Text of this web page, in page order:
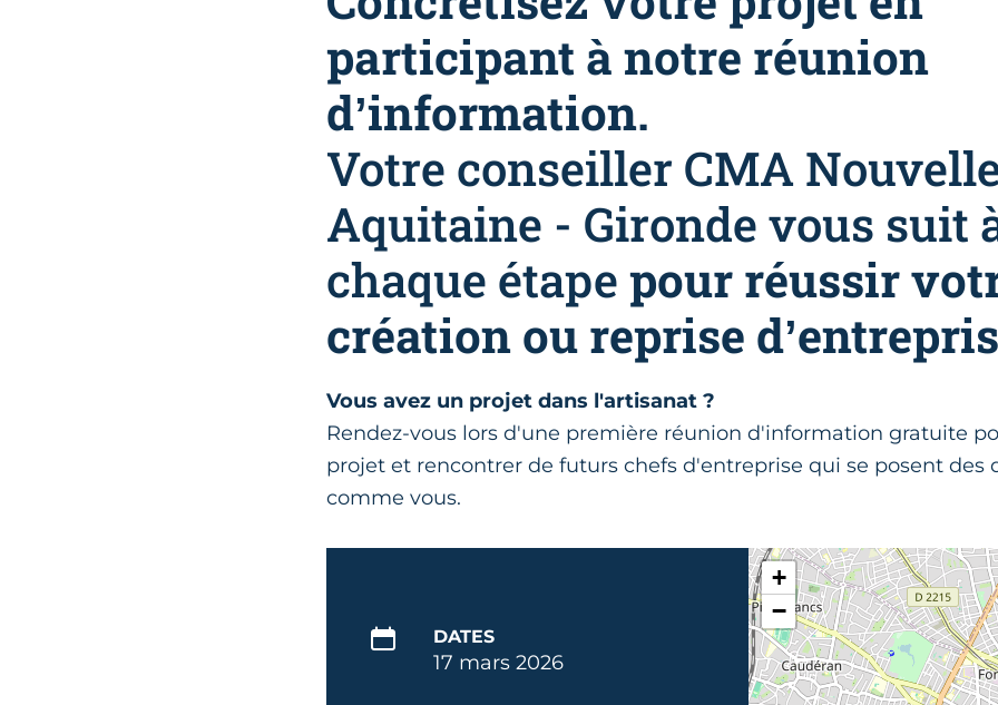
participant à notre réunion
d’information.
Votre conseiller CMA
Aquitaine - Gironde vous suit
chaque étapepour réussir
création ou reprise
Vous avez un projet dans l'artisanat ?
Rendez-vous lors d'une première réunion d'information gratuite
projet et rencontrer de futurs chefs d'entreprise qui se posent des
comme vous.
DATES
17 mars 2026
+
−